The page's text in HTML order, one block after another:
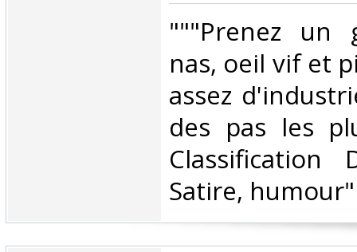
‎"""Prenez un
nas, oeil vif et
assez
des pas les
Classification
Satire, humour"‎